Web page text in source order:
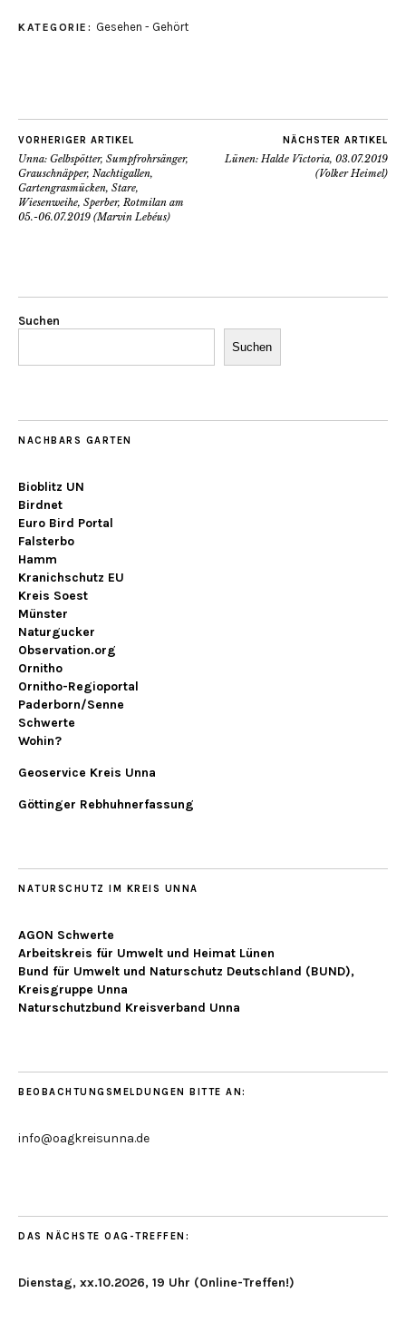
KATEGORIE: Gesehen - Gehört
VORHERIGER ARTIKEL
Unna: Gelbspötter, Sumpfrohrsänger,
Grauschnäpper, Nachtigallen,
Gartengrasmücken, Stare,
Wiesenweihe, Sperber, Rotmilan am
05.-06.07.2019 (Marvin Lebéus)
NÄCHSTER ARTIKEL
Lünen: Halde Victoria, 03.07.2019
(Volker Heimel)
Suchen
Suchen
NACHBARS GARTEN
Bioblitz UN
Birdnet
Euro Bird Portal
Falsterbo
Hamm
Kranichschutz EU
Kreis Soest
Münster
Naturgucker
Observation.org
Ornitho
Ornitho-Regioportal
Paderborn/Senne
Schwerte
Wohin?
Geoservice Kreis Unna
Göttinger Rebhuhnerfassung
NATURSCHUTZ IM KREIS UNNA
AGON Schwerte
Arbeitskreis für Umwelt und Heimat Lünen
Bund für Umwelt und Naturschutz Deutschland (BUND),
Kreisgruppe Unna
Naturschutzbund Kreisverband Unna
BEOBACHTUNGSMELDUNGEN BITTE AN:
info@oagkreisunna.de
DAS NÄCHSTE OAG-TREFFEN:
Dienstag, xx.10.2026, 19 Uhr (Online-Treffen!)